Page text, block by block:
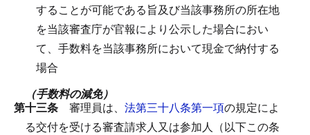
することが可能である旨及び当該事務所の所在地
を当該審査庁が官報により公示した場合におい
て、手数料を当該事務所において現金で納付する
場合
（手数料の減免）
第十三条 審理員は、 法第三十八条第一項の規定によ
る交付を受ける審査請求人又は参加人（以下この条